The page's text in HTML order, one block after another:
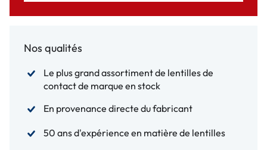
Nos qualités
Le plus grand assortiment de lentilles de
contact de marque en stock
En provenance directe du fabricant
50 ans d'expérience en matière de lentilles